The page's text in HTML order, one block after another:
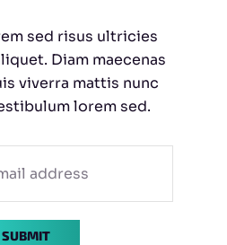
sed risus ultricies
Diam maecenas
viverra mattis nunc
lorem sed.
SUBMIT